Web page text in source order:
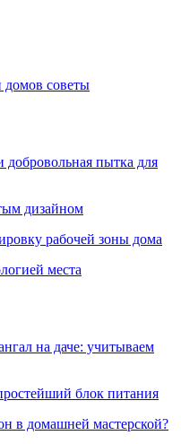
домов советы
пытка для
дизайном
рабочей зоны дома
места
на даче: учитываем
блок питания
в домашней мастерской?